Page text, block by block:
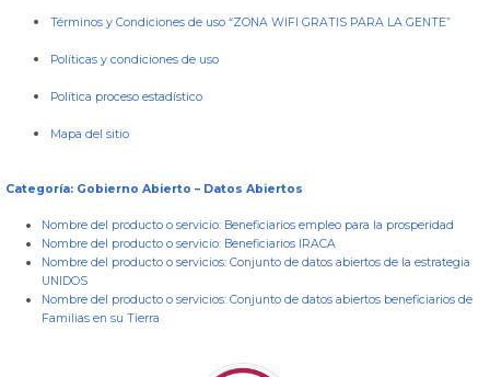
Términos y Condiciones de uso “ZONA WIFI GRATIS PARA LA GENTE”
Políticas y condiciones de uso
Política proceso estadístico
Mapa del sitio
Categoría: Gobierno Abierto – Datos Abiertos
Nombre del producto o servicio: Beneficiarios empleo para la prosperidad
Nombre del producto o servicio: Beneficiarios IRACA
Nombre del producto o servicios: Conjunto de datos abiertos de la estrategia
UNIDOS
Nombre del producto o servicios: Conjunto de datos abiertos beneficiarios de
Familias en su Tierra